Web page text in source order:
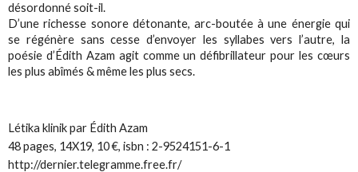
désordonné soit-il.
D’une richesse sonore détonante, arc-boutée à une énergie qui
se régénère sans cesse d’envoyer les syllabes vers l’autre, la
poésie d’Édith Azam agit comme un défibrillateur pour les cœurs
les plus abîmés & même les plus secs.
Létika klinikpar Édith Azam
48 pages, 14X19, 10 €, isbn : 2-9524151-6-1
http://dernier.telegramme.free.fr/